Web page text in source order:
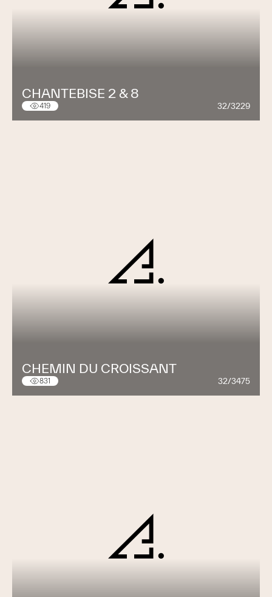
CHANTEBISE 2 & 8
419 32/3229
CHEMIN DU CROISSANT
831 32/3475